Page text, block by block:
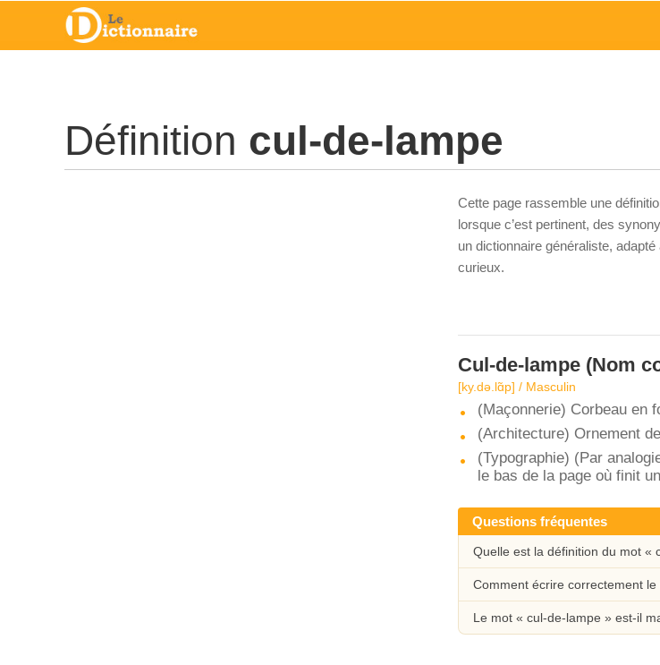
Définition cul-de-lampe
Cette page rassemble une
lorsque c’est pertinent, des
un dictionnaire généraliste,
curieux.
Cul-de-lampe (Nom
[ky.də.lɑ̃p] / Masculin
(Maçonnerie) Corbeau en
(Architecture) Ornement
(Typographie) (Par
le bas de la page où finit
Questions fréquentes
Quelle est la définition du mot «
Comment écrire correctement
Le mot « cul-de-lampe » est-il